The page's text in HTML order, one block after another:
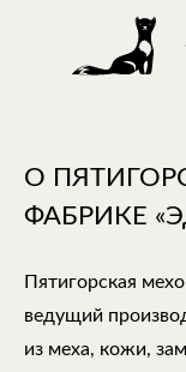
О
ФАБРИКЕ
Пятигорская
ведущий
из меха, кожи,